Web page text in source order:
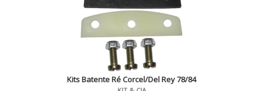
Kits Batente Ré Corcel/Del Rey 78/84